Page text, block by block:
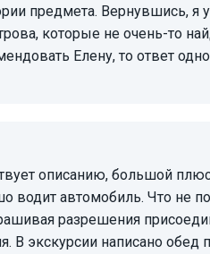
предмета. Вернувшись, я
которые не очень-то
Елену, то ответ
водит автомобиль. Что не
разрешения
В экскурсии написано